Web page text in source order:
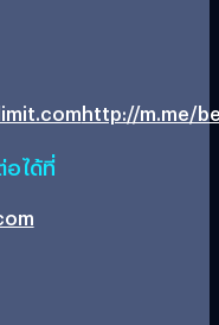
http://m.me/
ได้ที่